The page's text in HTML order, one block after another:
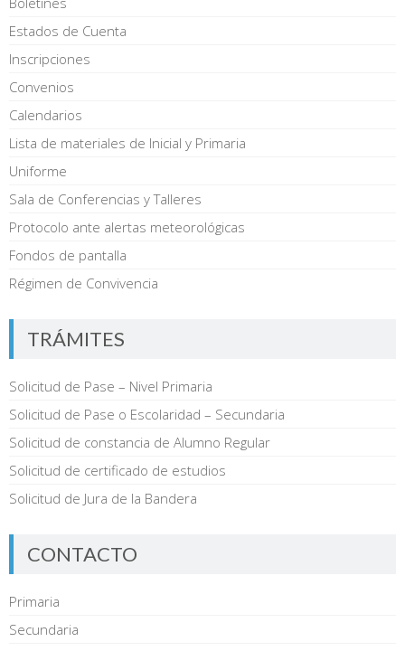
Estados de Cuenta
Inscripciones
Convenios
Calendarios
Lista de materiales de Inicial y Primaria
Uniforme
Sala de Conferencias y Talleres
Protocolo ante alertas meteorológicas
Fondos de pantalla
Régimen de Convivencia
TRÁMITES
Solicitud de Pase – Nivel Primaria
Solicitud de Pase o Escolaridad – Secundaria
Solicitud de constancia de Alumno Regular
Solicitud de certificado de estudios
Solicitud de Jura de la Bandera
CONTACTO
Primaria
Secundaria